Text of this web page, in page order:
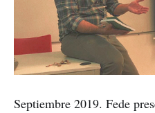
Septiembre 2019. Fede